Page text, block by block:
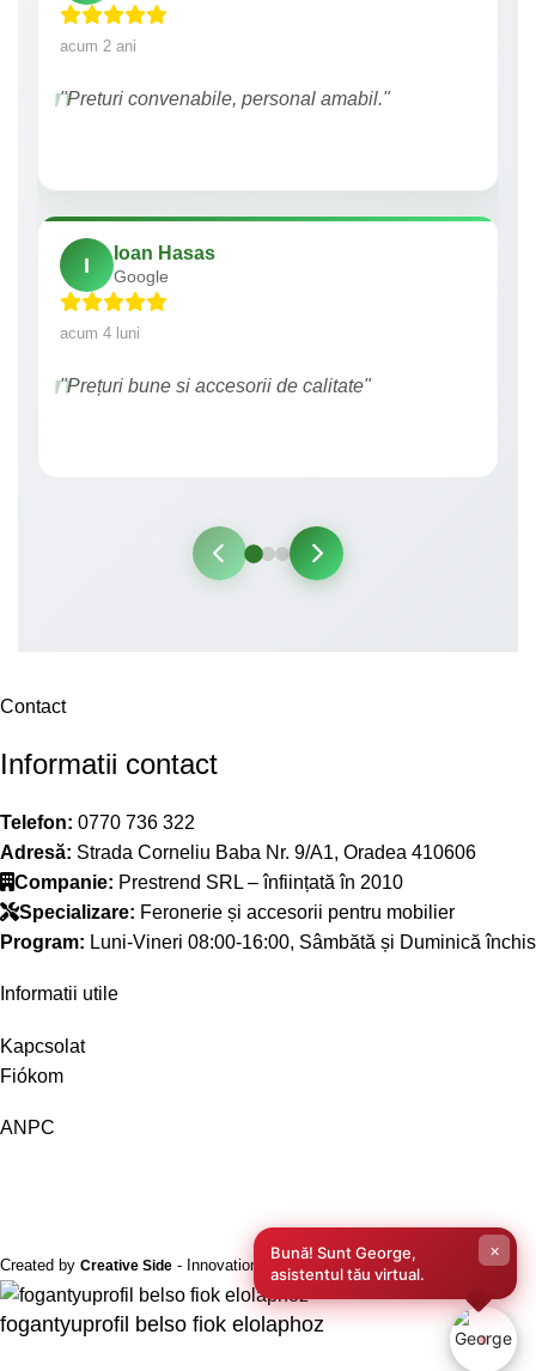
acum 2 ani
"Preturi convenabile, personal amabil."
I
Ioan Hasas
Google
acum 4 luni
"Prețuri bune si accesorii de calitate"
Contact
Informatii contact
Telefon: 0770 736 322
Adresă: Strada Corneliu Baba Nr. 9/A1, Oradea 410606
Companie: Prestrend SRL – înființată în 2010
Specializare: Feronerie și accesorii pentru mobilier
Program: Luni-Vineri 08:00-16:00, Sâmbătă și Duminică închis
Informatii utile
Kapcsolat
Fiókom
ANPC
Created by Creative Side - Innovation Performance
fogantyuprofil belso fiok elolaphoz
Bună! Sunt George,
asistentul tău virtual.
×